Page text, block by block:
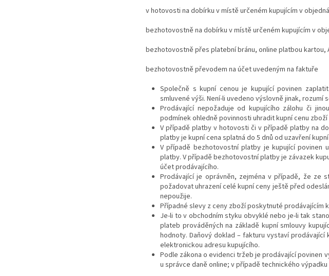
v hotovosti na dobírku v místě určeném kupujícím v
bezhotovostně na dobírku v místě určeném kupujícím v
bezhotovostně přes platební bránu, online platbou kartou,
bezhotovostně převodem na účet uvedeným na faktuře
Společně s kupní cenou je kupující povinen
smluvené výši. Není-li uvedeno výslovně jinak, rozumí
Prodávající nepožaduje od kupujícího zálohu či
podmínek ohledně povinnosti uhradit kupní cenu
V případě platby v hotovosti či v případě platby na
platby je kupní cena splatná do 5 dnů od uzavření
V případě bezhotovostní platby je kupující povinen
platby. V případě bezhotovostní platby je závazek
účet prodávajícího.
Prodávající je oprávněn, zejména v případě, že ze
požadovat uhrazení celé kupní ceny ještě před
nepoužije.
Případné slevy z ceny zboží poskytnuté prodávajícím
Je-li to v obchodním styku obvyklé nebo je-li tak
plateb prováděných na základě kupní smlouvy
hodnoty. Daňový doklad – fakturu vystaví
elektronickou adresu kupujícího.
Podle zákona o evidenci tržeb je prodávající povinen
u správce daně online; v případě technického